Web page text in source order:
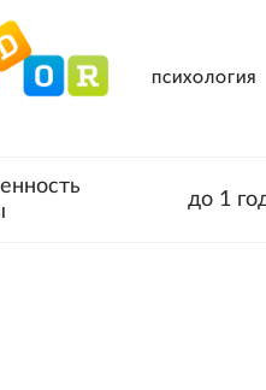
ПСИХОЛОГИЯ
до 1